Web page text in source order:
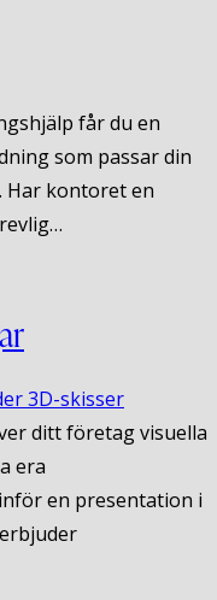
får du en
som passar din
Har kontoret en
3D-skisser
ditt företag visuella
era
en presentation i